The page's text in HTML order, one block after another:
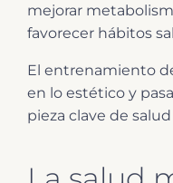
mejorar
favorecer hábitos
El entrenamiento
en lo estético y
pieza clave de